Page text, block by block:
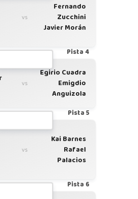
vs
Fernando
Zucchini
Javier Morán
Pista 4
vs
Egirio Cuadra
Emigdio
Anguizola
Pista 5
vs
Kai Barnes
Rafael
Palacios
Pista 6